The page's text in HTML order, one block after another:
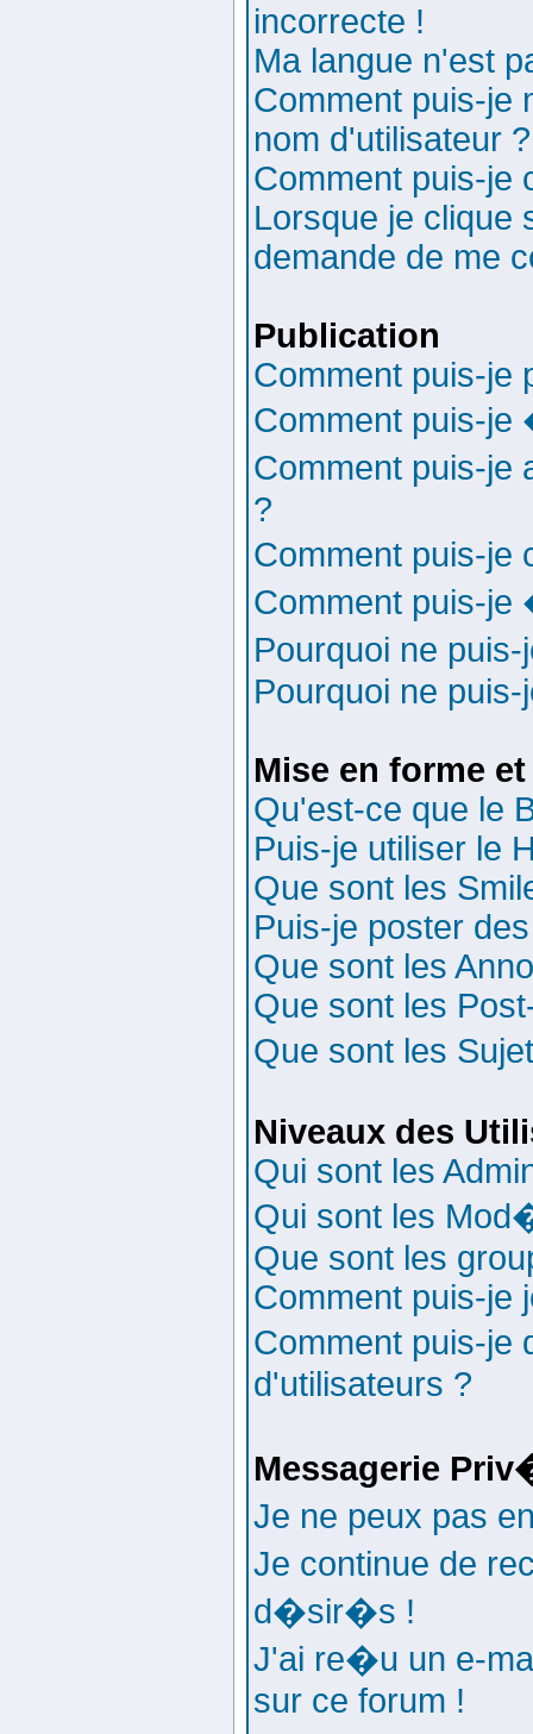
incorrecte !
Ma langue n'est
Comment puis-je
nom d'utilisateur ?
Comment puis-je
Lorsque je clique
demande de me
Publication
Comment puis-je
Comment puis-je
Comment puis-je
?
Comment puis-
Comment puis-je
Pourquoi ne
Pourquoi ne
Mise en forme
Qu'est-ce que le
Puis-je utiliser le
Que sont les
Puis-je poster
Que sont les
Que sont les
Que sont les
Niveaux des
Qui sont les
Qui sont les
Que sont les
Comment puis-je
Comment puis-je
d'utilisateurs ?
Messagerie
Je ne peux pas
Je continue de
d�sir�s !
J'ai re�u un e-
sur ce forum !